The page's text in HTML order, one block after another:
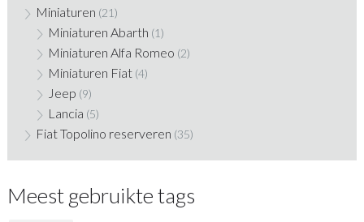
Miniaturen (21)
Miniaturen Abarth (1)
Miniaturen Alfa Romeo (2)
Miniaturen Fiat (4)
Jeep (9)
Lancia (5)
Fiat Topolino reserveren (35)
Meest gebruikte tags